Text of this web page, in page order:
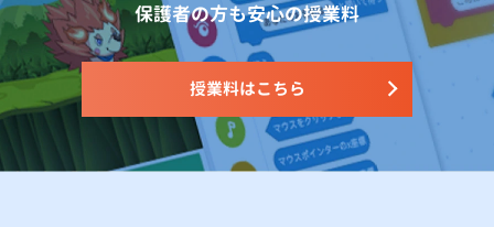
保護者の方も安心の授業料
授業料はこちら